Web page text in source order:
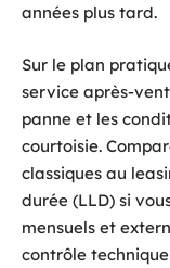
années plus tard.
Sur le plan
service après-
panne et les
courtoisie.
classiques au
durée (LLD) si
mensuels et
contrôle